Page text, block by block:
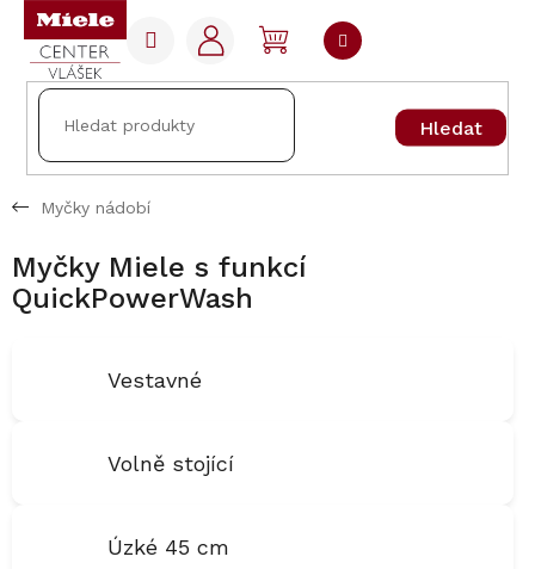
Přejít
obsah
Hledat
NÁKUPNÍ
KOŠÍK
Myčky nádobí
Myčky Miele s funkcí
QuickPowerWash
Vestavné
Volně stojící
Úzké 45 cm